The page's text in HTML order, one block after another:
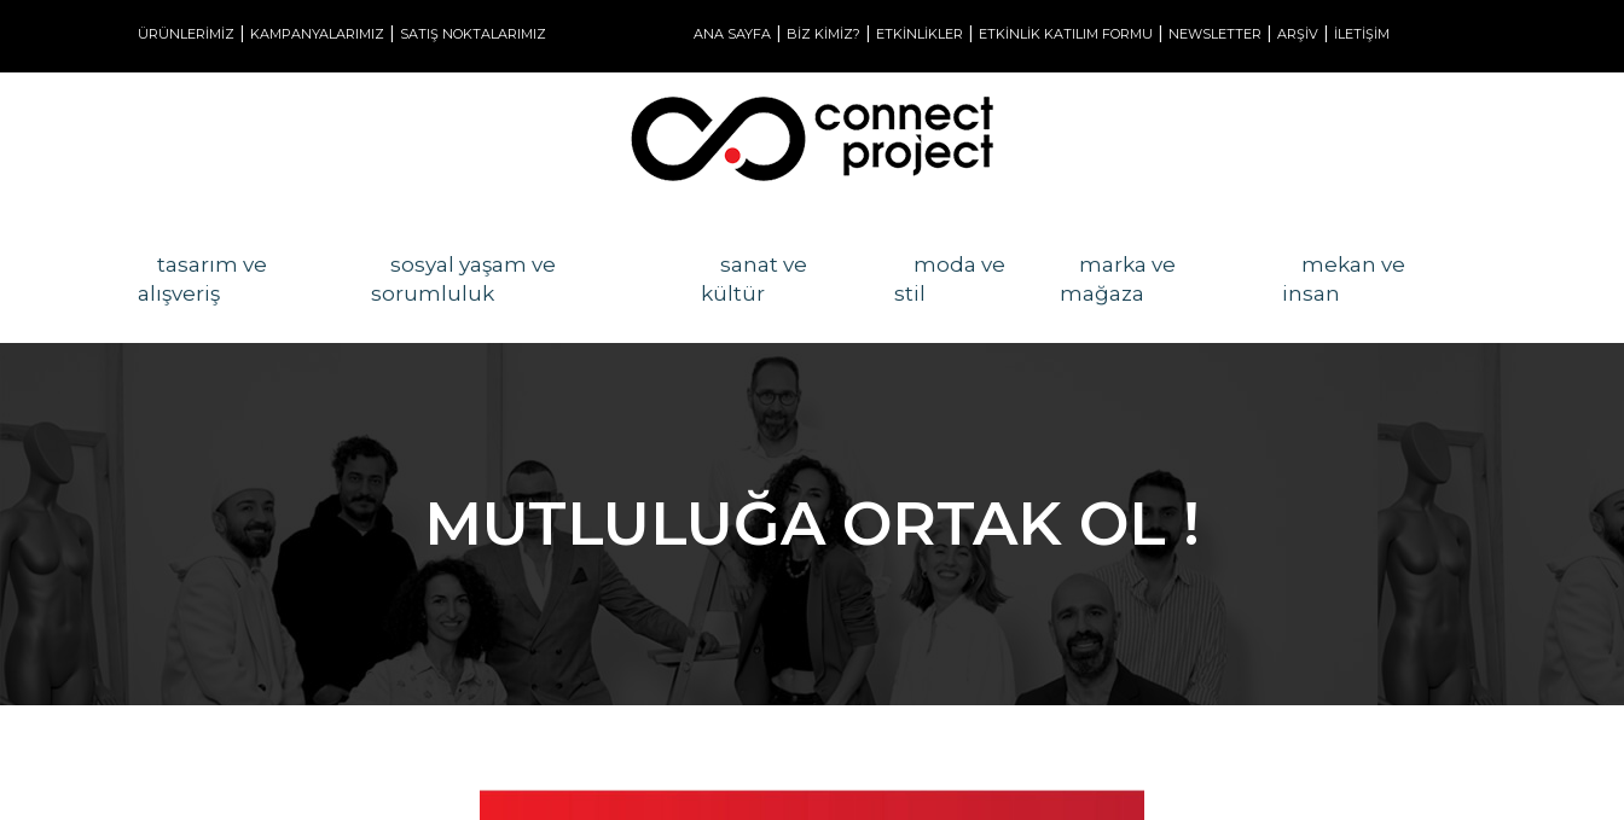
ÜRÜNLERİMİZ | KAMPANYALARIMIZ | SATIŞ NOKTALARIMIZ ANA SAYFA | BİZ KİMİZ? | ETKİNLİKLER | ETKİNLİK KATILIM FORMU | NEWSLETTER | ARŞİV | İLETİŞİM
tasarım ve
alışveriş
sosyal yaşam ve
sorumluluk
sanat ve
kültür
moda ve
stil
marka ve
mağaza
mekan ve
insan
MUTLULUĞA ORTAK OL !